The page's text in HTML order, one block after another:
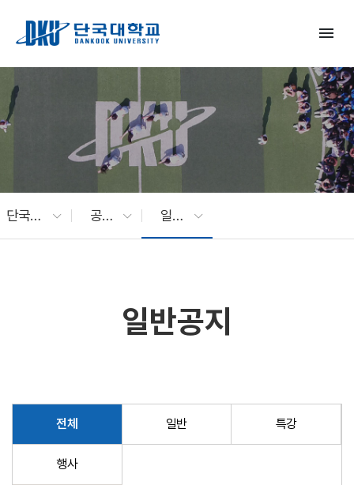
menu
단국대 소식 공지사항 일반공지
일반공지
전체 일반 특강
행사